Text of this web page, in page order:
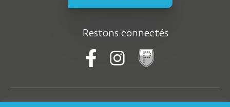
Restons connectés